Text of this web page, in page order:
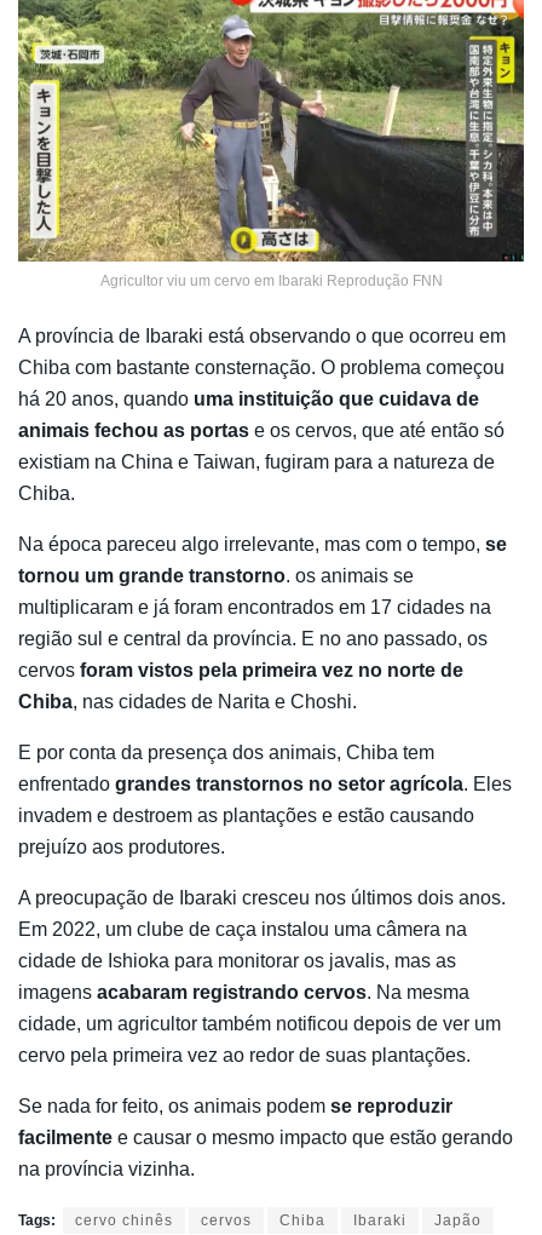
Agricultor viu um cervo em Ibaraki Reprodução FNN
A província de Ibaraki está observando o que ocorreu em
Chiba com bastante consternação. O problema começou
há 20 anos, quando uma instituição que cuidava de
animais fechou as portas e os cervos, que até então só
existiam na China e Taiwan, fugiram para a natureza de
Chiba.
Na época pareceu algo irrelevante, mas com o tempo, se
tornou um grande transtorno. os animais se
multiplicaram e já foram encontrados em 17 cidades na
região sul e central da província. E no ano passado, os
cervos foram vistos pela primeira vez no norte de
Chiba, nas cidades de Narita e Choshi.
E por conta da presença dos animais, Chiba tem
enfrentado grandes transtornos no setor agrícola. Eles
invadem e destroem as plantações e estão causando
prejuízo aos produtores.
A preocupação de Ibaraki cresceu nos últimos dois anos.
Em 2022, um clube de caça instalou uma câmera na
cidade de Ishioka para monitorar os javalis, mas as
imagens acabaram registrando cervos. Na mesma
cidade, um agricultor também notificou depois de ver um
cervo pela primeira vez ao redor de suas plantações.
Se nada for feito, os animais podem se reproduzir
facilmente e causar o mesmo impacto que estão gerando
na província vizinha.
Tags: cervo chinês cervos Chiba Ibaraki Japão